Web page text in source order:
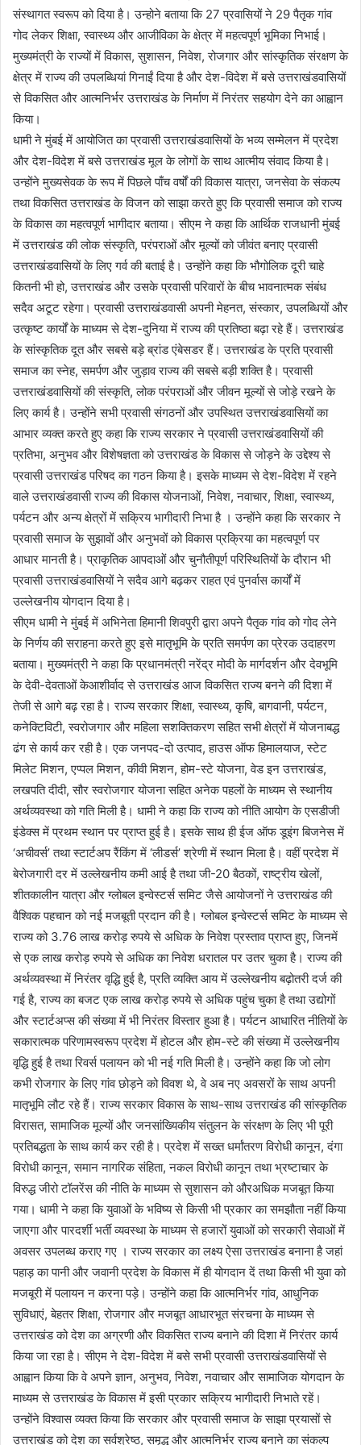
संस्थागत स्वरूप को दिया है। उन्होने बताया कि 27 प्रवासियों ने 29 पैतृक गांव
गोद लेकर शिक्षा, स्वास्थ्य और आजीविका के क्षेत्र में महत्वपूर्ण भूमिका निभाई।
मुख्यमंत्री के राज्यों में विकास, सुशासन, निवेश, रोजगार और सांस्कृतिक संरक्षण के
क्षेत्र में राज्य की उपलब्धियां गिनाईं दिया है और देश-विदेश में बसे उत्तराखंडवासियों
से विकसित और आत्मनिर्भर उत्तराखंड के निर्माण में निरंतर सहयोग देने का आह्वान
किया।
धामी ने मुंबई में आयोजित का प्रवासी उत्तराखंडवासियों के भव्य सम्मेलन में प्रदेश
और देश-विदेश में बसे उत्तराखंड मूल के लोगों के साथ आत्मीय संवाद किया है।
उन्होंने मुख्यसेवक के रूप में पिछले पाँच वर्षों की विकास यात्रा, जनसेवा के संकल्प
तथा विकसित उत्तराखंड के विजन को साझा करते हुए कि प्रवासी समाज को राज्य
के विकास का महत्वपूर्ण भागीदार बताया। सीएम ने कहा कि आर्थिक राजधानी मुंबई
में उत्तराखंड की लोक संस्कृति, परंपराओं और मूल्यों को जीवंत बनाए प्रवासी
उत्तराखंडवासियों के लिए गर्व की बताई है। उन्होंने कहा कि भौगोलिक दूरी चाहे
कितनी भी हो, उत्तराखंड और उसके प्रवासी परिवारों के बीच भावनात्मक संबंध
सदैव अटूट रहेगा। प्रवासी उत्तराखंडवासी अपनी मेहनत, संस्कार, उपलब्धियों और
उत्कृष्ट कार्यों के माध्यम से देश-दुनिया में राज्य की प्रतिष्ठा बढ़ा रहे हैं। उत्तराखंड
के सांस्कृतिक दूत और सबसे बड़े ब्रांड एंबेसडर हैं। उत्तराखंड के प्रति प्रवासी
समाज का स्नेह, समर्पण और जुड़ाव राज्य की सबसे बड़ी शक्ति है। प्रवासी
उत्तराखंडवासियों की संस्कृति, लोक परंपराओं और जीवन मूल्यों से जोड़े रखने के
लिए कार्य है। उन्होंने सभी प्रवासी संगठनों और उपस्थित उत्तराखंडवासियों का
आभार व्यक्त करते हुए कहा कि राज्य सरकार ने प्रवासी उत्तराखंडवासियों की
प्रतिभा, अनुभव और विशेषज्ञता को उत्तराखंड के विकास से जोड़ने के उद्देश्य से
प्रवासी उत्तराखंड परिषद का गठन किया है। इसके माध्यम से देश-विदेश में रहने
वाले उत्तराखंडवासी राज्य की विकास योजनाओं, निवेश, नवाचार, शिक्षा, स्वास्थ्य,
पर्यटन और अन्य क्षेत्रों में सक्रिय भागीदारी निभा है । उन्होंने कहा कि सरकार ने
प्रवासी समाज के सुझावों और अनुभवों को विकास प्रक्रिया का महत्वपूर्ण पर
आधार मानती है। प्राकृतिक आपदाओं और चुनौतीपूर्ण परिस्थितियों के दौरान भी
प्रवासी उत्तराखंडवासियों ने सदैव आगे बढ़कर राहत एवं पुनर्वास कार्यों में
उल्लेखनीय योगदान दिया है।
सीएम धामी ने मुंबई में अभिनेता हिमानी शिवपुरी द्वारा अपने पैतृक गांव को गोद लेने
के निर्णय की सराहना करते हुए इसे मातृभूमि के प्रति समर्पण का प्रेरक उदाहरण
बताया। मुख्यमंत्री ने कहा कि प्रधानमंत्री नरेंद्र मोदी के मार्गदर्शन और देवभूमि
के देवी-देवताओं केआशीर्वाद से उत्तराखंड आज विकसित राज्य बनने की दिशा में
तेजी से आगे बढ़ रहा है। राज्य सरकार शिक्षा, स्वास्थ्य, कृषि, बागवानी, पर्यटन,
कनेक्टिविटी, स्वरोजगार और महिला सशक्तिकरण सहित सभी क्षेत्रों में योजनाबद्ध
ढंग से कार्य कर रही है। एक जनपद-दो उत्पाद, हाउस ऑफ हिमालयाज, स्टेट
मिलेट मिशन, एप्पल मिशन, कीवी मिशन, होम-स्टे योजना, वेड इन उत्तराखंड,
लखपति दीदी, सौर स्वरोजगार योजना सहित अनेक पहलों के माध्यम से स्थानीय
अर्थव्यवस्था को गति मिली है। धामी ने कहा कि राज्य को नीति आयोग के एसडीजी
इंडेक्स में प्रथम स्थान पर प्राप्त हुई है। इसके साथ ही ईज ऑफ डूइंग बिजनेस में
‘अचीवर्स’ तथा स्टार्टअप रैंकिंग में ‘लीडर्स’ श्रेणी में स्थान मिला है। वहीं प्रदेश में
बेरोजगारी दर में उल्लेखनीय कमी आई है तथा जी-20 बैठकों, राष्ट्रीय खेलों,
शीतकालीन यात्रा और ग्लोबल इन्वेस्टर्स समिट जैसे आयोजनों ने उत्तराखंड की
वैश्विक पहचान को नई मजबूती प्रदान की है। ग्लोबल इन्वेस्टर्स समिट के माध्यम से
राज्य को 3.76 लाख करोड़ रुपये से अधिक के निवेश प्रस्ताव प्राप्त हुए, जिनमें
से एक लाख करोड़ रुपये से अधिक का निवेश धरातल पर उतर चुका है। राज्य की
अर्थव्यवस्था में निरंतर वृद्धि हुई है, प्रति व्यक्ति आय में उल्लेखनीय बढ़ोतरी दर्ज की
गई है, राज्य का बजट एक लाख करोड़ रुपये से अधिक पहुंच चुका है तथा उद्योगों
और स्टार्टअप्स की संख्या में भी निरंतर विस्तार हुआ है। पर्यटन आधारित नीतियों के
सकारात्मक परिणामस्वरूप प्रदेश में होटल और होम-स्टे की संख्या में उल्लेखनीय
वृद्धि हुई है तथा रिवर्स पलायन को भी नई गति मिली है। उन्होंने कहा कि जो लोग
कभी रोजगार के लिए गांव छोड़ने को विवश थे, वे अब नए अवसरों के साथ अपनी
मातृभूमि लौट रहे हैं। राज्य सरकार विकास के साथ-साथ उत्तराखंड की सांस्कृतिक
विरासत, सामाजिक मूल्यों और जनसांख्यिकीय संतुलन के संरक्षण के लिए भी पूरी
प्रतिबद्धता के साथ कार्य कर रही है। प्रदेश में सख्त धर्मांतरण विरोधी कानून, दंगा
विरोधी कानून, समान नागरिक संहिता, नकल विरोधी कानून तथा भ्रष्टाचार के
विरुद्ध जीरो टॉलरेंस की नीति के माध्यम से सुशासन को औरअधिक मजबूत किया
गया। धामी ने कहा कि युवाओं के भविष्य से किसी भी प्रकार का समझौता नहीं किया
जाएगा और पारदर्शी भर्ती व्यवस्था के माध्यम से हजारों युवाओं को सरकारी सेवाओं में
अवसर उपलब्ध कराए गए । राज्य सरकार का लक्ष्य ऐसा उत्तराखंड बनाना है जहां
पहाड़ का पानी और जवानी प्रदेश के विकास में ही योगदान दें तथा किसी भी युवा को
मजबूरी में पलायन न करना पड़े। उन्होंने कहा कि आत्मनिर्भर गांव, आधुनिक
सुविधाएं, बेहतर शिक्षा, रोजगार और मजबूत आधारभूत संरचना के माध्यम से
उत्तराखंड को देश का अग्रणी और विकसित राज्य बनाने की दिशा में निरंतर कार्य
किया जा रहा है। सीएम ने देश-विदेश में बसे सभी प्रवासी उत्तराखंडवासियों से
आह्वान किया कि वे अपने ज्ञान, अनुभव, निवेश, नवाचार और सामाजिक योगदान के
माध्यम से उत्तराखंड के विकास में इसी प्रकार सक्रिय भागीदारी निभाते रहें।
उन्होंने विश्वास व्यक्त किया कि सरकार और प्रवासी समाज के साझा प्रयासों से
उत्तराखंड को देश का सर्वश्रेष्ठ, समृद्ध और आत्मनिर्भर राज्य बनाने का संकल्प